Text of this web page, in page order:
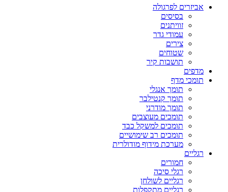
אביזרים לפרגולה
בסיסים
זוויתנים
עמודי גדר
צירים
שטוחים
תושבות קיר
מדפים
תומכי מדף
תומך אנגלי
תומך קנטילבר
תומך מודרני
תומכים מעוצבים
תומכים למשקל כבד
תומכים רב שימושיים
מערכת מידוף מודולרית
רגליים
חמורים
רגלי סיכה
רגליים לשולחן
רגליים מתקפלות